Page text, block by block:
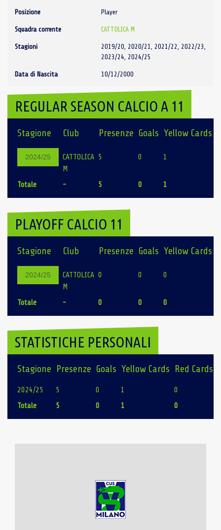
Posizione Player
Squadra corrente CATTOLICA M
Stagioni
2019/20, 2020/21, 2021/22, 2022/23,
2023/24, 2024/25
Data di Nascita 10/12/2000
REGULAR SEASON CALCIO A 11
Stagione Club Presenze Goals Yellow Cards
2024/25
CATTOLICA
M
5 0 1
Totale - 5 0 1
PLAYOFF CALCIO 11
Stagione Club Presenze Goals Yellow Cards
2024/25
CATTOLICA
M
0 0 0
Totale - 0 0 0
STATISTICHE PERSONALI
Stagione Presenze Goals Yellow Cards Red Cards
2024/25 5 0 1 0
Totale
5 0 1 0